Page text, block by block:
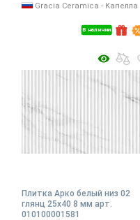
В наличии
Gracia Ceramica - Капелла
Плитка Арко белый низ 02
глянц 25x40 8 мм арт.
010100001581